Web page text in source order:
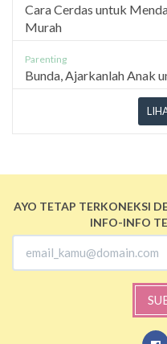
Cara Cerdas untuk
Murah
Parenting
Bunda, Ajarkanlah Anak
AYO TETAP TERKONEKSI
INFO-INFO